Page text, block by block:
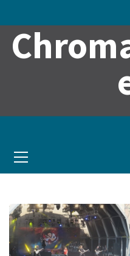
Menu